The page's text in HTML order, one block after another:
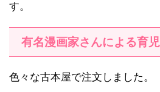
す。
有名漫画家さんによる育児
色々な古本屋で注文しました。